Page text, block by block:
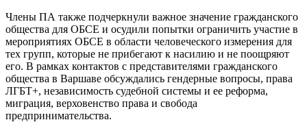
Члены ПА также подчеркнули важное значение гражданского
общества для ОБСЕ и осудили попытки ограничить участие в
мероприятиях ОБСЕ в области человеческого измерения для
тех групп, которые не прибегают к насилию и не поощряют
его. В рамках контактов с представителями гражданского
общества в Варшаве обсуждались гендерные вопросы, права
ЛГБТ+, независимость судебной системы и ее реформа,
миграция, верховенство права и свобода
предпринимательства.